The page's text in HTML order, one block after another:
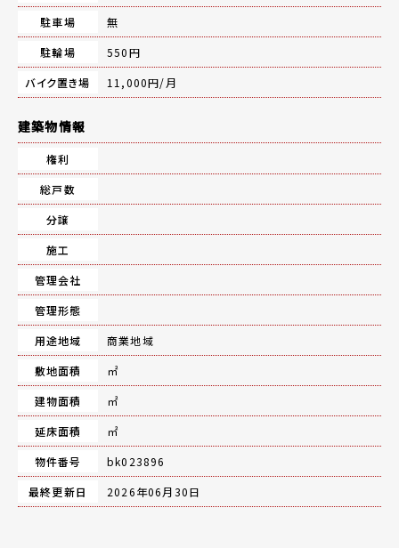
駐車場
無
駐輪場
550円
バイク置き場
11,000円/月
建築物情報
権利
総戸数
分譲
施工
管理会社
管理形態
用途地域
商業地域
敷地面積
㎡
建物面積
㎡
延床面積
㎡
物件番号
bk023896
最終更新日
2026年06月30日